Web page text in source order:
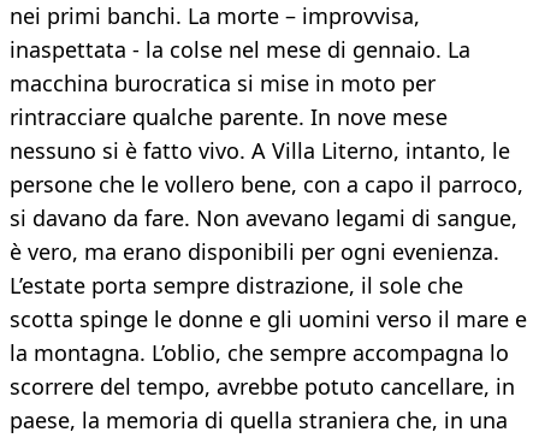
nei primi banchi. La morte – improvvisa,
inaspettata - la colse nel mese di gennaio. La
macchina burocratica si mise in moto per
rintracciare qualche parente. In nove mese
nessuno si è fatto vivo. A Villa Literno, intanto, le
persone che le vollero bene, con a capo il parroco,
si davano da fare. Non avevano legami di sangue,
è vero, ma erano disponibili per ogni evenienza.
L’estate porta sempre distrazione, il sole che
scotta spinge le donne e gli uomini verso il mare e
la montagna. L’oblio, che sempre accompagna lo
scorrere del tempo, avrebbe potuto cancellare, in
paese, la memoria di quella straniera che, in una